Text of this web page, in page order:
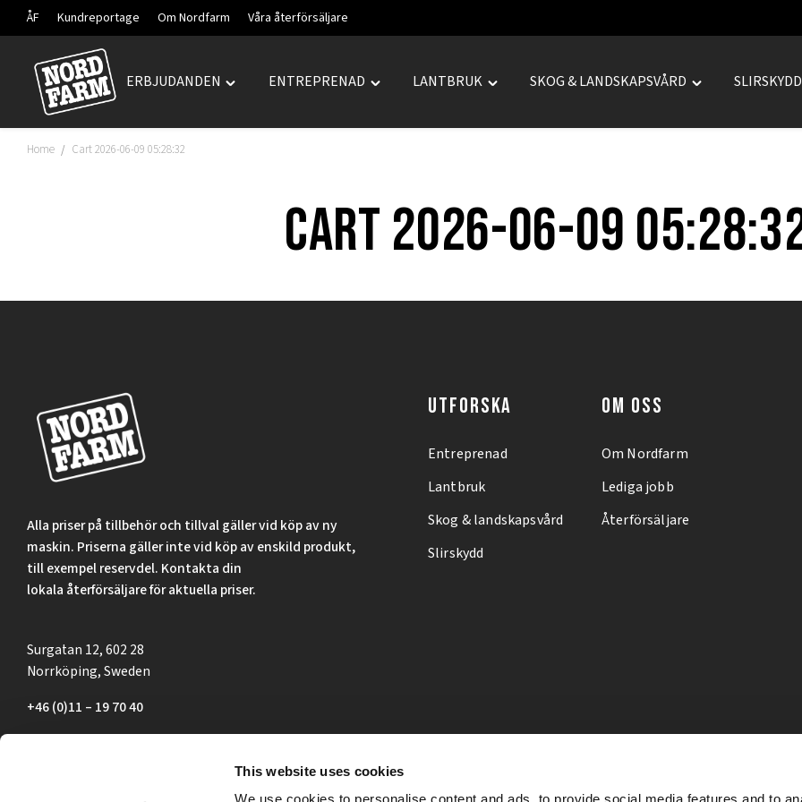
This website uses cookies
ÅF Kundreportage Om Nordfarm Våra återförsäljare
Hoppa
innehåll
ERBJUDANDEN
Toggle
ENTREPRENAD
Toggle
LANTBRUK
Toggle
SKOG & LANDSKAPSVÅRD
Toggle
SLIRSKYDD
Home / Cart 2026-06-09 05:28:32
Cart 2026-06-09
Alla priser på tillbehör och tillval gäller vid köp av ny
maskin. Priserna gäller inte vid köp av enskild produkt,
till exempel reservdel. Kontakta din
lokala återförsäljare för aktuella priser.
Surgatan 12, 602 28
Norrköping, Sweden
+46 (0)11 – 19 70 40
UTFORSKA
Entreprenad
Lantbruk
Skog & landskapsvård
Slirskydd
OM OSS
Om Nordfarm
Lediga jobb
Återförsäljare